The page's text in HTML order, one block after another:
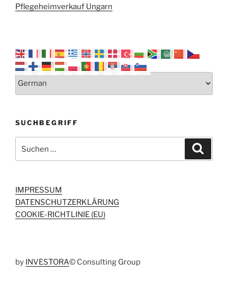
Pflegeheimverkauf Ungarn
SUCHBEGRIFF
nach:
IMPRESSUM
DATENSCHUTZERKLÄRUNG
COOKIE-RICHTLINIE (EU)
by INVESTORA© Consulting Group